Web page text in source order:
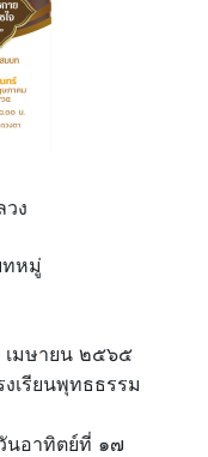
ง
ทหมู่
เมษายน ๒๕๖๕
เรียนพุทธธรรม
นอาทิตย์ที่ ๑๗